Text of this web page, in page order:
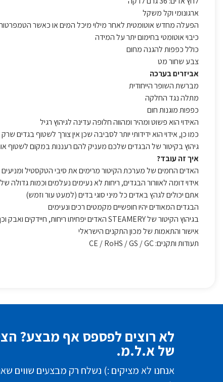
ארגונומי וקל משקל
הפעלה מחדש אוטומטית לאחר מילוי מיכל המים או כאשר
כיבוי אוטומטי בחימום יתר על המידה
כולל כפפות להגנה מחום
צבע שחור מט
אביזרים בערכה
מברשת השופר הייחודית
מתלה נגד החלקה
כפפות מוגנות חום
האידוי הוא פשוט ומהיר ומהווה חלופה עדינה לגיהוץ רגיל
כמו כן, אידוי הוא ידידותי יותר לסביבה שכן אין צורך לשטוף בגדים
גיהוץ בקיטור של הבגדים שלכם מעניק להם רעננות במקום לשטוף
איך זה עובד?
האדים החמים של מערכת הקיטור מרימים את סיבי הטקסטיל
אידוי דומה לאוורור הבגדים, ריחות לא נעימים נעלמים וכמות גדולה
אתם יכולים לגהץ באדים כל מיני סוגי בדים (למעט עור וזמש)
הבגדים המאודים יהיו חופשיים מקמטים רכים ונעימים
בגיהוץ הקיטור של STEAMERY האדים יפחיתו ריחות, חיידקים ואבק וכך יאריכו את תוחלת החיים של הבגד
אישור והתאמות של מכון התקנים הישראלי
תעודות ותקנים: CE / RoHS / GS / GC
לא רוצים לפספס אף מבצע?
של א.ל.מ.
אנחנו לא מציקים :) נשלח רק מבצעים שווים